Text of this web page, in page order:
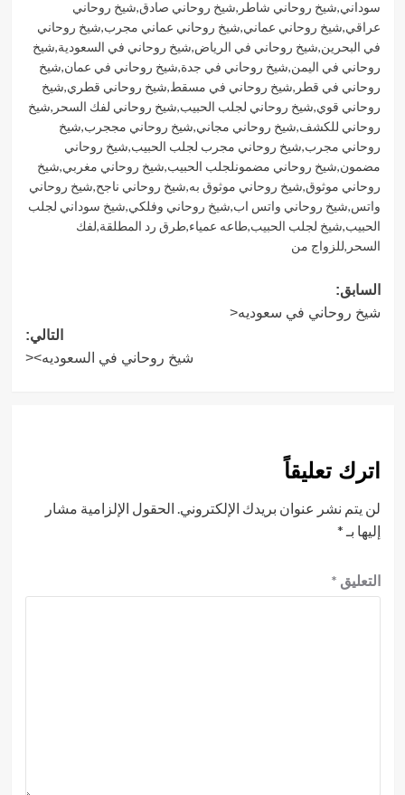
سوداني,شيخ روحاني شاطر ,شيخ روحاني صادق,شيخ روحاني
عراقي,شيخ روحاني عماني,شيخ روحاني عماني مجرب,شيخ روحاني
في البحرين,شيخ روحاني في الرياض,شيخ روحاني في السعودية,شيخ
روحاني في اليمن,شيخ روحاني في جدة,شيخ روحاني في عمان,شيخ
روحاني في قطر ,شيخ روحاني في مسقط,شيخ روحاني قطري,شيخ
روحاني قوي,شيخ روحاني لجلب الحبيب,شيخ روحاني لفك السحر ,شيخ
روحاني للكشف,شيخ روحاني مجاني,شيخ روحاني مججرب,شيخ
روحاني مجرب,شيخ روحاني مجرب لجلب الحبيب,شيخ روحاني
مضمون,شيخ روحاني مضمونلجلب الحبيب,شيخ روحاني مغربي,شيخ
روحاني موثوق,شيخ روحاني موثوق به,شيخ روحاني ناجح,شيخ روحاني
واتس,شيخ روحاني واتس اب,شيخ روحاني وفلكي,شيخ سوداني لجلب
الحبيب,شيخ لجلب الحبيب,طاعه عمياء,طرق رد المطلقة,لفك
السحر ,للزواج من
تصفّح
المقالات
السابق:
شيخ روحاني في سعوديه<
التالي:
شيخ روحاني في السعوديه><
اترك تعليقاً
لن يتم نشر عنوان بريدك الإلكتروني. الحقول الإلزامية مشار
إليها بـ *
التعليق *